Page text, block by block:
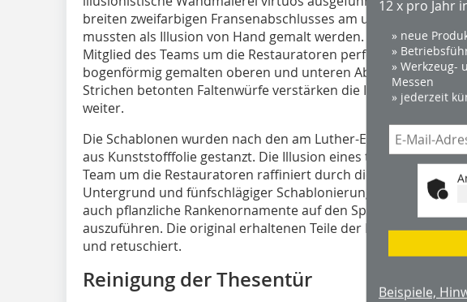
breiten zweifarbigen Fransenabschlusses am unteren Ende
mussten als Illusion von Hand gemalt werden. Dana Widalski
Mitglied des Teams um die Restauratoren perfekt mit
bogenförmig gemalten oberen und unteren Abschlüsse und
Strichen betonten Faltenwürfe verstärken die Illusion eines
weiter.
Die Schablonen wurden nach den am Luther-Epitaph
aus Kunststofffolie gestanzt. Die Illusion eines textilen
Team um die Restauratoren raffiniert durch die Muster- und
Untergrund und fünfschlägiger Schablonierung. Neben
auch pflanzliche Rankenornamente auf den Spitzbögen mit der
auszuführen. Die original erhaltenen Teile der Malerei wurden
und retuschiert.
Reinigung der Thesentür
12 x pro Jahr
» neue
»
» Werkzeug-
Messen
» jederzeit
Beispiele,